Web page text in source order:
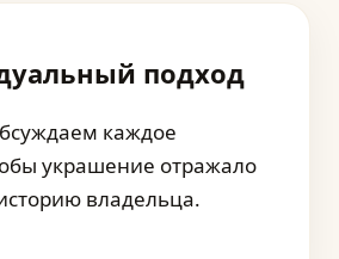
подход
каждое
украшение отражало
владельца.